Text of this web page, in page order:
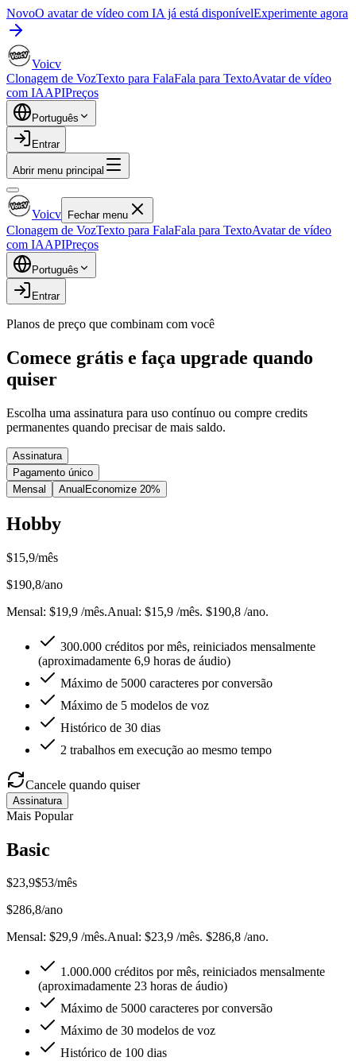
NovoO avatar de vídeo com IA já está disponívelExperimente agora
Voicv
Clonagem de VozTexto para FalaFala para TextoAvatar de vídeo
com IAAPIPreços
Português
Entrar
Abrir menu principal
Voicv Fechar menu
Clonagem de VozTexto para FalaFala para TextoAvatar de vídeo
com IAAPIPreços
Português
Entrar
Planos de preço que combinam com você
Comece grátis e faça upgrade quando
quiser
Escolha uma assinatura para uso contínuo ou compre credits
permanentes quando precisar de mais saldo.
Assinatura
Pagamento único
Mensal
Anual Economize 20%
Hobby
$15,9/mês
$190,8/ano
Mensal: $19,9 /mês.Anual: $15,9 /mês. $190,8 /ano.
300.000 créditos por mês, reiniciados mensalmente
(aproximadamente 6,9 horas de áudio)
Máximo de 5000 caracteres por conversão
Máximo de 5 modelos de voz
Histórico de 30 dias
2 trabalhos em execução ao mesmo tempo
Cancele quando quiser
Assinatura
Mais Popular
Basic
$23,9$53/mês
$286,8/ano
Mensal: $29,9 /mês.Anual: $23,9 /mês. $286,8 /ano.
1.000.000 créditos por mês, reiniciados mensalmente
(aproximadamente 23 horas de áudio)
Máximo de 5000 caracteres por conversão
Máximo de 30 modelos de voz
Histórico de 100 dias